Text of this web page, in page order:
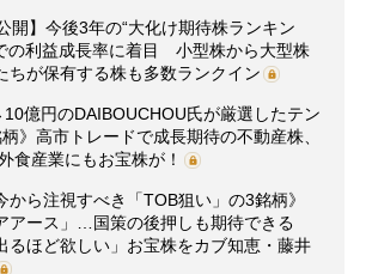
開】今後3年の“大化け期待株ランキン
の利益成長率に着目 小型株から大型株
ちが保有する株も多数ランクイン
億円のDAIBOUCHOU氏が厳選したテン
》高市トレードで成長期待の不動産株、
食産業にもお宝株が！
から注視すべき「TOB狙い」の3銘柄》
アース」…国策の後押しも期待できる
るほど欲しい」お宝株をカブ知恵・藤井